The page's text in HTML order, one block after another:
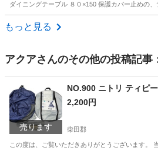
ダイニングテーブル ８０×150 保護カバー止めの
宮城 仙台市
もっと見る
アクアさんのその他の投稿記事
売ります
NO.900 ニトリ ティピ
2,200円
柴田郡
この度は、ご覧いただきありがとうございます。